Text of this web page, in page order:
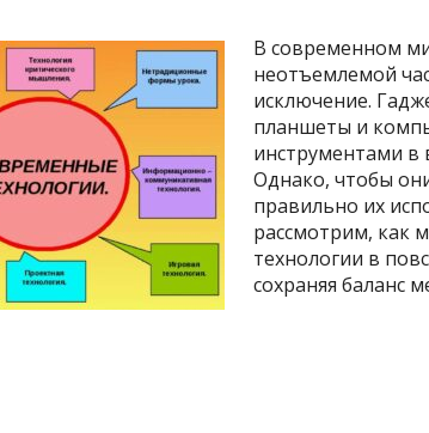
В современном
неотъемлемой
исключение.
планшеты и
инструментами в
Однако, чтобы
правильно их
рассмотрим, как
технологии в
сохраняя баланс